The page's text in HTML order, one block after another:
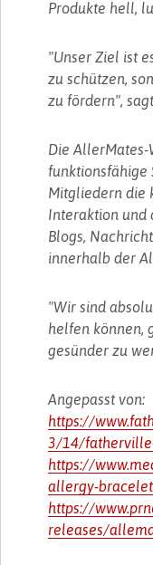
Produkte hell,
"Unser Ziel ist
zu schützen,
zu fördern",
Die
funktionsfähige
Mitgliedern die
Interaktion und
Blogs,
innerhalb der
"Wir sind
helfen können,
gesünder zu
Angepasst von:
https://
3/14/
https://
allergy-
https://
releases/